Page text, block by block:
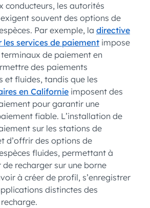
conducteurs, les autorités
souvent des options de
Par exemple, la directive
les services de paiement impose
de paiement en
des paiements
et fluides, tandis que les
en Californie imposent des
pour garantir une
fiable. L’installation de
sur les stations de
d’offrir des options de
fluides, permettant à
recharger sur une borne
à créer de profil, s’enregistrer
distinctes des